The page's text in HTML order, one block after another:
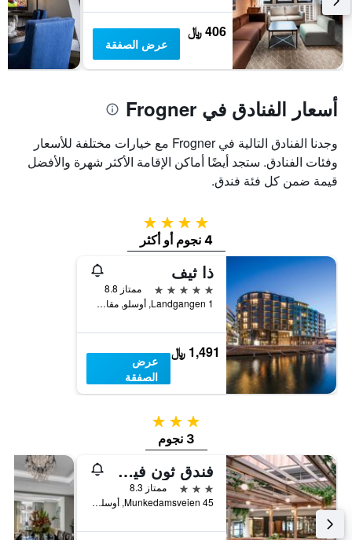
الذي
يعرض
متوسط
سعر
غرفة
406 ﷼
عرض الصفقة
أسعار الفنادق في Frogner
وجدنا الفنادق التالية في Frogner مع خيارات مختلفة للأسعار
وفئات الفنادق. ستجد أيضًا أماكن الإقامة الأكثر شهرة والأفضل
قيمة ضمن كل فئة فندق.
4 نجوم
4 نجوم أو أكثر
ذا ثيف
5 نجوم
ممتاز 8.8
Landgangen 1, أوسلو, مقاطعة أوسلو, النرويج
1,491 ﷼
عرض
الصفقة
3 نجوم
3 نجوم
فندق ثون فيكا أتريوم
3 نجوم
ممتاز 8.3
Munkedamsveien 45, أوسلو, مقاطعة أوسلو, النرويج